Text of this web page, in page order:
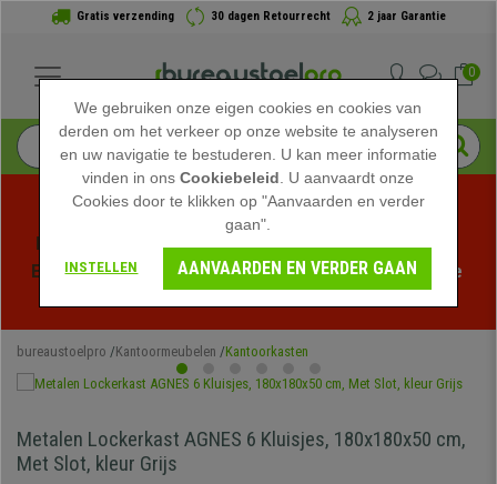
Gratis verzending 30 dagen Retourrecht 2 jaar Garantie
0
Profiteer van de Zomeruitverkoop bij bureaustoelpro!
Exclusieve kortingen voor een beperkte tijd - Bekijk de
bureaustoelpro Kantoormeubelen Kantoorkasten
Metalen Lockerkast AGNES 6 Kluisjes, 180x180x50 cm,
Met Slot, kleur Grijs
We gebruiken onze eigen cookies en cookies van
derden om het verkeer op onze website te analyseren
en uw navigatie te bestuderen. U kan meer informatie
vinden in onsCookiebeleid . U aanvaardt onze
Cookies door te klikken op "Aanvaarden en verder
gaan".
INSTELLEN AANVAARDEN EN VERDER GAAN